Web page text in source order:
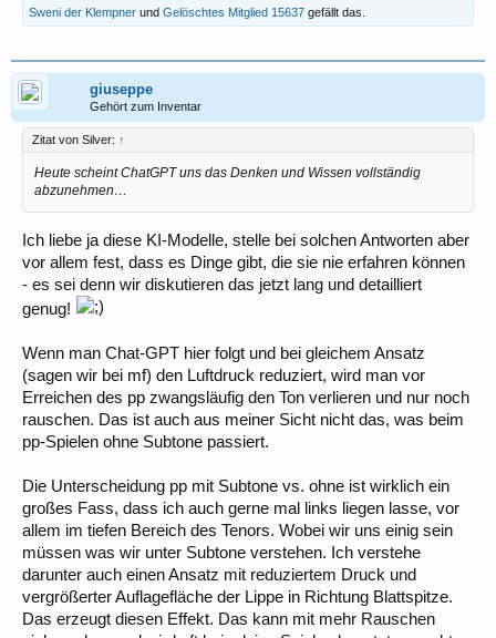
Sweni der Klempner und Gelöschtes Mitglied 15637 gefällt das.
giuseppe
Gehört zum Inventar
Zitat von Silver: ↑
Heute scheint ChatGPT uns das Denken und Wissen vollständig
abzunehmen…
Ich liebe ja diese KI-Modelle, stelle bei solchen Antworten aber
vor allem fest, dass es Dinge gibt, die sie nie erfahren können
- es sei denn wir diskutieren das jetzt lang und detailliert
genug!
Wenn man Chat-GPT hier folgt und bei gleichem Ansatz
(sagen wir bei mf) den Luftdruck reduziert, wird man vor
Erreichen des pp zwangsläufig den Ton verlieren und nur noch
rauschen. Das ist auch aus meiner Sicht nicht das, was beim
pp-Spielen ohne Subtone passiert.
Die Unterscheidung pp mit Subtone vs. ohne ist wirklich ein
großes Fass, dass ich auch gerne mal links liegen lasse, vor
allem im tiefen Bereich des Tenors. Wobei wir uns einig sein
müssen was wir unter Subtone verstehen. Ich verstehe
darunter auch einen Ansatz mit reduziertem Druck und
vergrößerter Auflagefläche der Lippe in Richtung Blattspitze.
Das erzeugt diesen Effekt. Das kann mit mehr Rauschen